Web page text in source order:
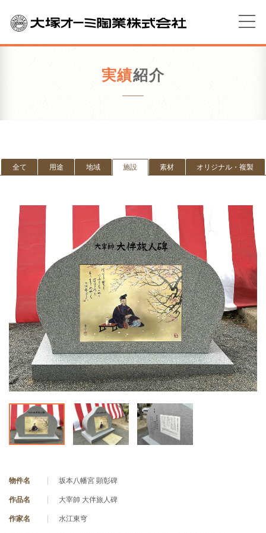
実績紹介
全て 用途 地域 施設 素材 オリジナル・複製
物件名 坂本八幡宮 顕彰碑
作品名 大宰帥 大伴旅人碑
作家名 水江東穹